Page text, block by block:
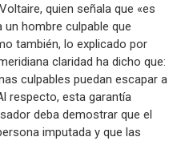
quien señala que «es
hombre culpable que
también, lo explicado por
claridad ha dicho que:
culpables puedan escapar a
respecto, esta garantía
deba demostrar que el
imputada y que las